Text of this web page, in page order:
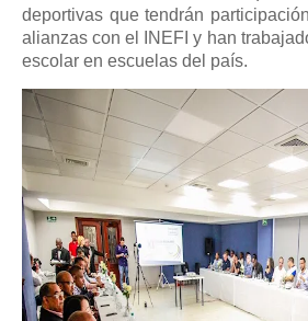
deportivas que tendrán
alianzas con el INEFI y han
escolar en escuelas del país.